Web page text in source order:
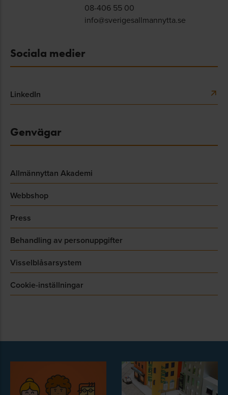
08-406 55 00
info@sverigesallmannytta.se
Sociala medier
LinkedIn
Genvägar
Allmännyttan Akademi
Webbshop
Press
Behandling av personuppgifter
Visselblåsarsystem
Cookie-inställningar